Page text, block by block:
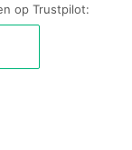
op Trustpilot: